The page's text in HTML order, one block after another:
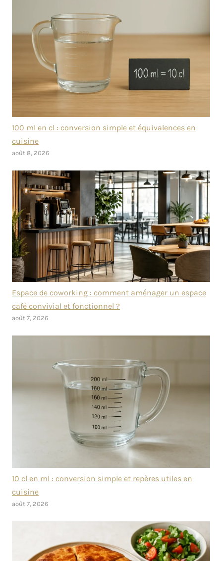
100 ml en cl : conversion simple et équivalences en
cuisine
août 8, 2026
Espace de coworking : comment aménager un espace
café convivial et fonctionnel ?
août 7, 2026
10 cl en ml : conversion simple et repères utiles en
cuisine
août 7, 2026